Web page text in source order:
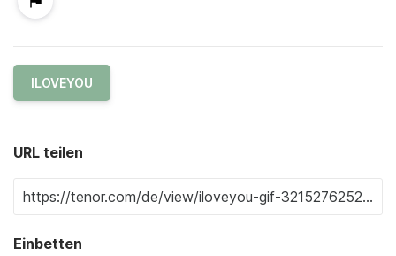
ILOVEYOU
URL teilen
Einbetten